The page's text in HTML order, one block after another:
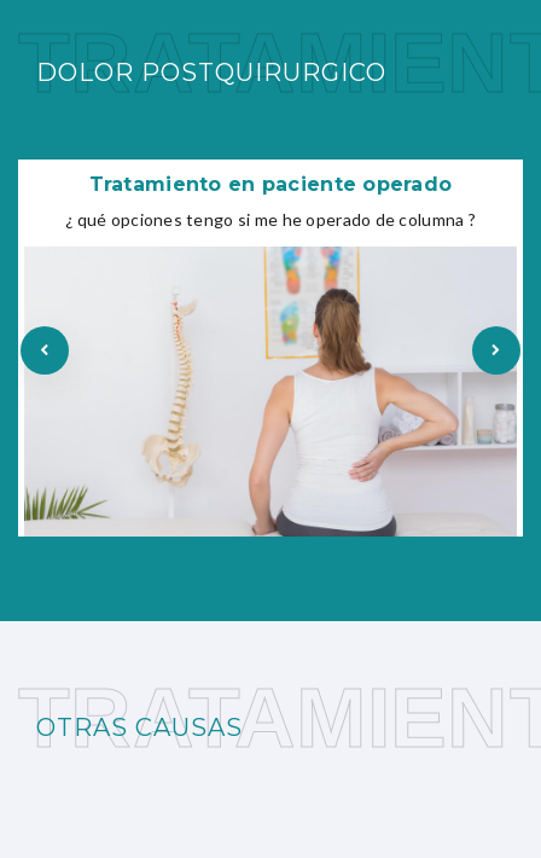
DOLOR POSTQUIRURGICO
Tratamiento en paciente operado
¿ qué opciones tengo si me he operado de columna ?
OTRAS CAUSAS